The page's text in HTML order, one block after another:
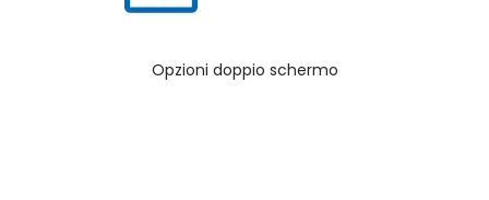
Opzioni doppio schermo